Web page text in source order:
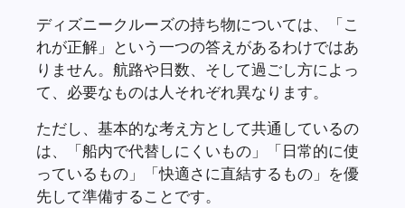
ディズニークルーズの持ち物については、「こ
れが正解」という一つの答えがあるわけではあ
りません。航路や日数、そして過ごし方によっ
て、必要なものは人それぞれ異なります。
ただし、基本的な考え方として共通しているの
は、「船内で代替しにくいもの」「日常的に使
っているもの」「快適さに直結するもの」を優
先して準備することです。